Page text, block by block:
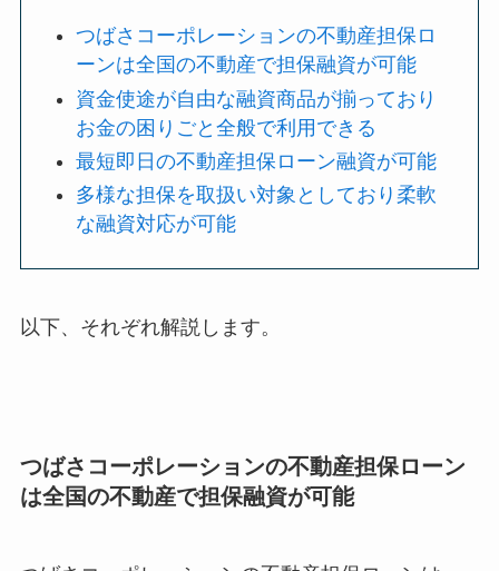
つばさコーポレーションの不動産担保ロ
ーンは全国の不動産で担保融資が可能
資金使途が自由な融資商品が揃っており
お金の困りごと全般で利用できる
最短即日の不動産担保ローン融資が可能
多様な担保を取扱い対象としており柔軟
な融資対応が可能
以下、それぞれ解説します。
つばさコーポレーションの不動産担保ローン
は全国の不動産で担保融資が可能